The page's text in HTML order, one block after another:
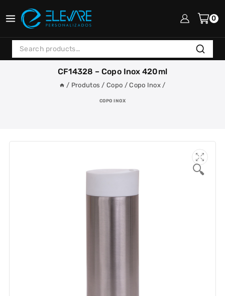
to
0
Search
for:
Search
CF14328 – Copo Inox 420ml
/ Produtos / Copo / Copo Inox /
COPO INOX
🔍